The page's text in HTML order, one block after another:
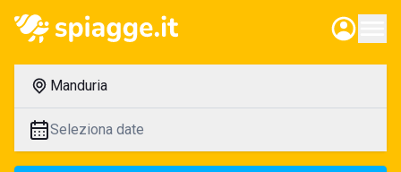
Manduria
Seleziona date